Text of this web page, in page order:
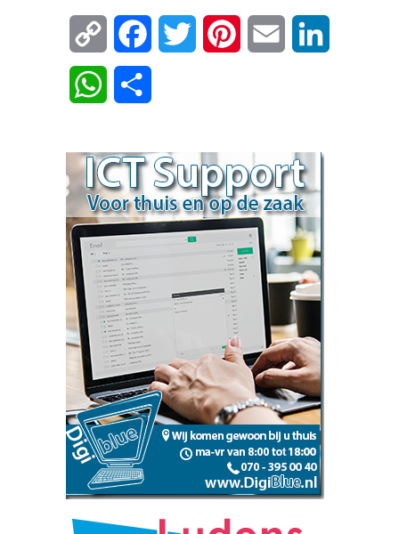
Copy
Link
FacebookTwitter Pinterest Email
WhatsApp